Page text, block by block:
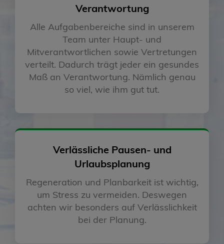
Verantwortung
Alle Aufgabenbereiche sind in unserem
Team unter Haupt- und
Mitverantwortlichen sowie Vertretungen
verteilt. Dadurch trägt jeder ein gesundes
Maß an Verantwortung. Nämlich genau
so viel, wie ihm gut tut.
Verlässliche Pausen- und
Urlaubsplanung
Regeneration und Planbarkeit ist wichtig,
um Stress zu vermeiden. Deswegen
achten wir besonders auf Verlässlichkeit
bei der Planung.